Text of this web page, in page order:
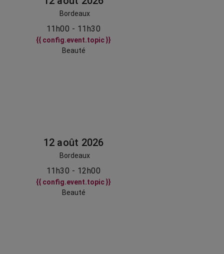
Bordeaux
11h00 - 11h30
{{ config.event.topic }}
Beauté
12 août 2026
Bordeaux
11h30 - 12h00
{{ config.event.topic }}
Beauté